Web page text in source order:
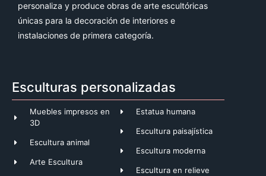
personaliza y produce obras de arte escultóricas
únicas para la decoración de interiores e
instalaciones de primera categoría.
Esculturas personalizadas
Muebles impresos en
3D
Escultura animal
Arte Escultura
Estatua humana
Escultura paisajística
Escultura moderna
Escultura en relieve